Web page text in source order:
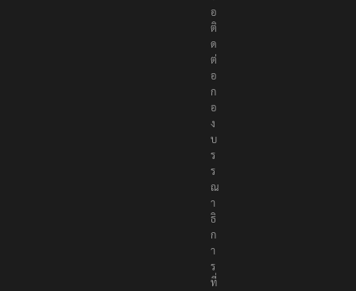
อ
ติ
ด
ต่
อ
ก
อ
ง
บ
ร
ร
ณ
า
ธิ
ก
า
ร
ที่